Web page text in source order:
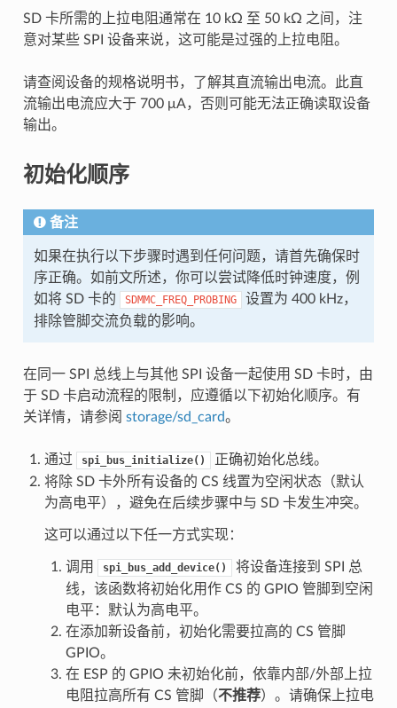
SD 卡所需的上拉电阻通常在 10 kΩ 至 50 kΩ 之间，注
意对某些 SPI 设备来说，这可能是过强的上拉电阻。
请查阅设备的规格说明书，了解其直流输出电流。此直
流输出电流应大于 700 μA，否则可能无法正确读取设备
输出。
初始化顺序
备注
如果在执行以下步骤时遇到任何问题，请首先确保时
序正确。如前文所述，你可以尝试降低时钟速度，例
如将 SD 卡的
SDMMC_FREQ_PROBING
设置为 400 kHz，
排除管脚交流负载的影响。
在同一 SPI 总线上与其他 SPI 设备一起使用 SD 卡时，由
于 SD 卡启动流程的限制，应遵循以下初始化顺序。有
关详情，请参阅 storage/sd_card。
通过 spi_bus_initialize()
正确初始化总线。
将除 SD 卡外所有设备的 CS 线置为空闲状态（默认
为高电平），避免在后续步骤中与 SD 卡发生冲突。
这可以通过以下任一方式实现：
调用 spi_bus_add_device()
将设备连接到 SPI 总
线，该函数将初始化用作 CS 的 GPIO 管脚到空闲
电平：默认为高电平。
在添加新设备前，初始化需要拉高的 CS 管脚
GPIO。
在 ESP 的 GPIO 未初始化前，依靠内部/外部上拉
电阻拉高所有 CS 管脚（不推荐）。请确保上拉电